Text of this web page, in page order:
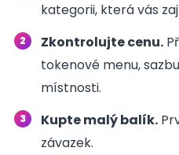
kategorii, která vás
Zkontrolujte cenu.
tokenové menu,
místnosti.
Kupte malý balík.
závazek.